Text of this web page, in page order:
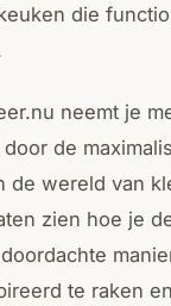
die
neemt je
de
de wereld van
zien hoe je
te raken